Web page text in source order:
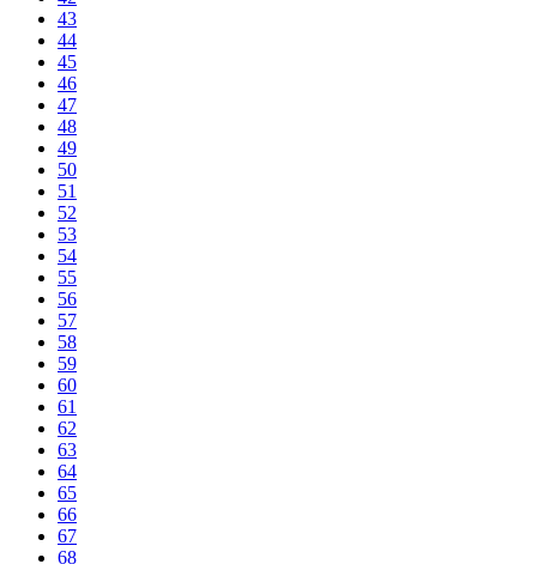
43
44
45
46
47
48
49
50
51
52
53
54
55
56
57
58
59
60
61
62
63
64
65
66
67
68